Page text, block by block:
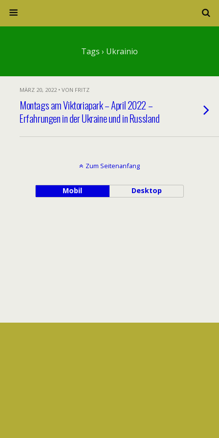
Tags › Ukrainio
MÄRZ 20, 2022 • VON FRITZ
Montags am Viktoriapark – April 2022 –
Erfahrungen in der Ukraine und in Russland
Zum Seitenanfang
Mobil Desktop